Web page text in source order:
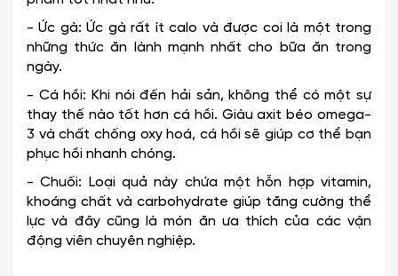
- Ức gà: Ức gà rất ít calo và được coi là một trong
những thức ăn lành mạnh nhất cho bữa ăn trong
ngày.
- Cá hồi: Khi nói đến hải sản, không thể có một sự
thay thế nào tốt hơn cá hồi. Giàu axit béo omega-
3 và chất chống oxy hoá, cá hồi sẽ giúp cơ thể bạn
phục hồi nhanh chóng.
- Chuối: Loại quả này chứa một hỗn hợp vitamin,
khoáng chất và carbohydrate giúp tăng cường thể
lực và đây cũng là món ăn ưa thích của các vận
động viên chuyên nghiệp.